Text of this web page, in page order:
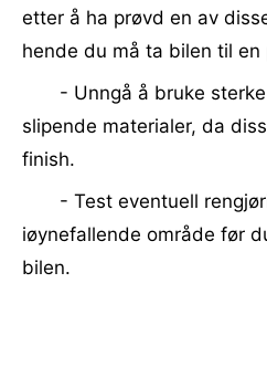
etter å ha prøvd en av
hende du må ta bilen til
- Unngå å bruke
slipende materialer, da
finish.
- Test eventuell
iøynefallende område før
bilen.